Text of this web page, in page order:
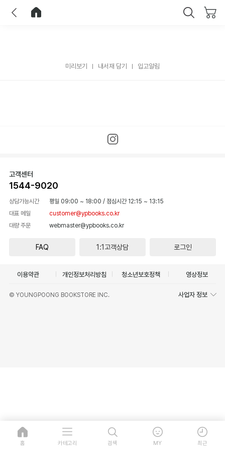
미리보기 내서재 담기 입고알림
고객센터
1544-9020
상담가능시간 평일 09:00 ~ 18:00 / 점심시간 12:15 ~ 13:15
대표 메일
customer@ypbooks.co.kr
대량 주문
webmaster@ypbooks.co.kr
FAQ 1:1고객상담 로그인
이용약관 개인정보처리방침 청소년보호정책 영상정보
© YOUNGPOONG BOOKSTORE INC. 사업자 정보
홈 카테고리 검색 MY 최근